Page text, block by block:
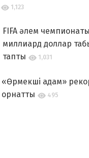
1,123
FIFA әлем
миллиард доллар
тапты
1,031
«Өрмекші адам»
орнатты
495